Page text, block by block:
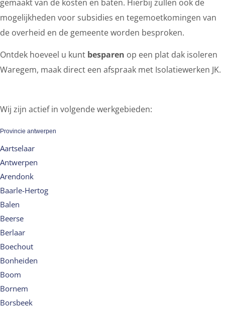
gemaakt van de kosten en baten. Hierbij zullen ook de
mogelijkheden voor subsidies en tegemoetkomingen van
de overheid en de gemeente worden besproken.
Ontdek hoeveel u kunt besparen op een plat dak isoleren
Waregem, maak direct een afspraak met Isolatiewerken JK.
Wij zijn actief in volgende werkgebieden:
Provincie antwerpen
Aartselaar
Antwerpen
Arendonk
Baarle-Hertog
Balen
Beerse
Berlaar
Boechout
Bonheiden
Boom
Bornem
Borsbeek